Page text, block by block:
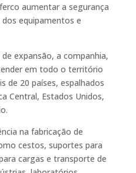
aumentar a segurança
equipamentos e
expansão, a companhia,
em todo o território
de 20 países, espalhados
Central, Estados Unidos,
na fabricação de
cestos, suportes para
cargas e transporte de